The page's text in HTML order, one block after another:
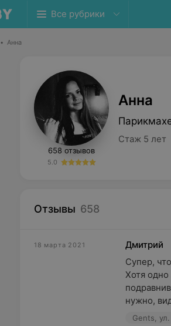
Все рубрики
• Анна
658 отзывов
5.0
Анна
Стаж 5 лет
Отзывы 658
18 марта 2021
Дмитрий
Супер,
Хотя
нужно,
Gents,